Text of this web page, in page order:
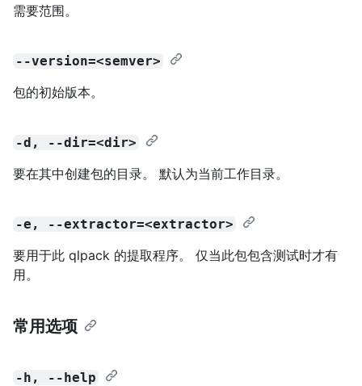
需要范围。
--version=<semver>
包的初始版本。
-d, --dir=<dir>
要在其中创建包的目录。 默认为当前工作目录。
-e, --extractor=<extractor>
要用于此 qlpack 的提取程序。 仅当此包包含测试时才有
用。
常用选项
-h, --help